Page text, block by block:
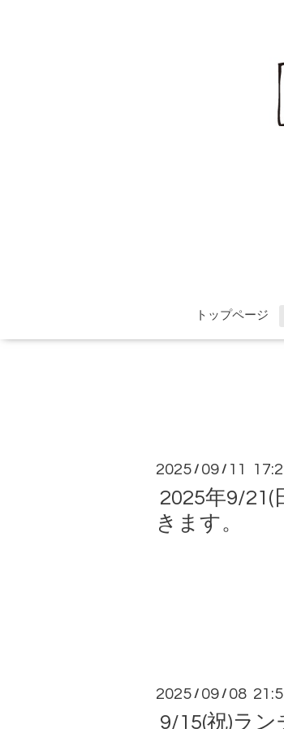
トップページ
2025 / 09 / 11
2025年9/21(
きます。
2025 / 09 / 08
9/15(祝)ラ